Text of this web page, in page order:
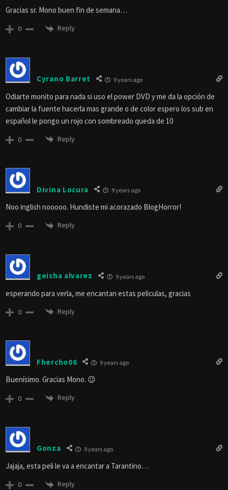
Gracias sr. Mono buen fin de semana…
0 Reply
Cyrano Barret 9 years ago
Odiarte monito para nada si uso el power DVD y me da la opción de
cambiar la fuente hacerla mas grande o de color espero los sub en
español le pongo un rojo con sombreado queda de 10
0 Reply
Divina Locura 9 years ago
Noo inglish nooooo. Hundiste mi acorazado BlogHorror!
0 Reply
geisha alvarez 9 years ago
esperando para verla, me encantan estas peliculas, gracias
0 Reply
Fhercho06 9 years ago
Buenísimo. Gracias Mono. 😉
0 Reply
Gonza 9 years ago
Jajaja, esta peli le va a encantar a Tarantino…
0 Reply